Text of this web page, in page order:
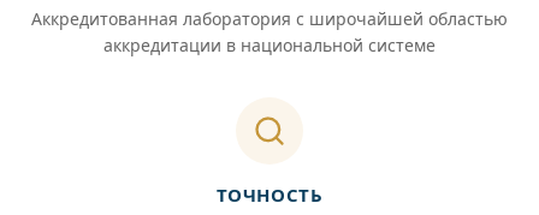
Аккредитованная лаборатория с широчайшей областью
аккредитации в национальной системе
ТОЧНОСТЬ